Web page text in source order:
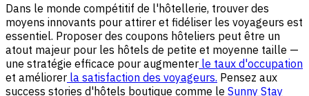
Dans le monde compétitif de l'hôtellerie, trouver des
moyens innovants pour attirer et fidéliser les voyageurs est
essentiel. Proposer des coupons hôteliers peut être un
atout majeur pour les hôtels de petite et moyenne taille —
une stratégie efficace pour augmenter le taux d'occupation
et améliorer la satisfaction des voyageurs. Pensez aux
success stories d'hôtels boutique comme le Sunny Stay